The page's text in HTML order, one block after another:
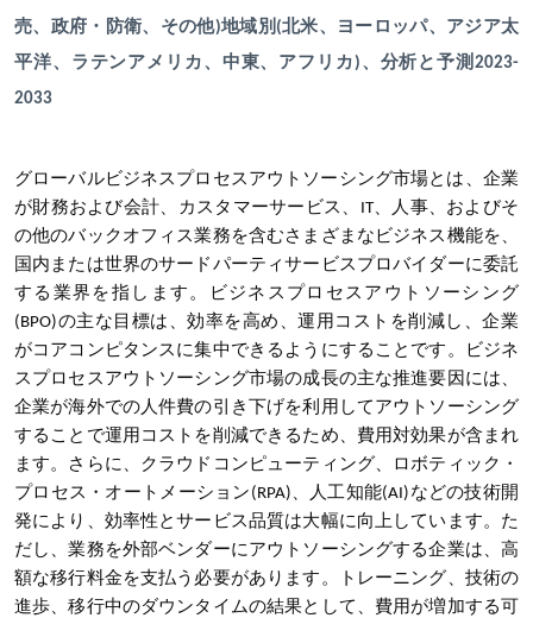
売、政府・防衛、その他)地域別(北米、ヨーロッパ、アジア太
平洋、ラテンアメリカ、中東、アフリカ)、分析と予測2023-
2033
グローバルビジネスプロセスアウトソーシング市場とは、企業
が財務および会計、カスタマーサービス、IT、人事、およびそ
の他のバックオフィス業務を含むさまざまなビジネス機能を、
国内または世界のサードパーティサービスプロバイダーに委託
する業界を指します。ビジネスプロセスアウトソーシング
(BPO)の主な目標は、効率を高め、運用コストを削減し、企業
がコアコンピタンスに集中できるようにすることです。ビジネ
スプロセスアウトソーシング市場の成長の主な推進要因には、
企業が海外での人件費の引き下げを利用してアウトソーシング
することで運用コストを削減できるため、費用対効果が含まれ
ます。さらに、クラウドコンピューティング、ロボティック・
プロセス・オートメーション(RPA)、人工知能(AI)などの技術開
発により、効率性とサービス品質は大幅に向上しています。た
だし、業務を外部ベンダーにアウトソーシングする企業は、高
額な移行料金を支払う必要があります。トレーニング、技術の
進歩、移行中のダウンタイムの結果として、費用が増加する可